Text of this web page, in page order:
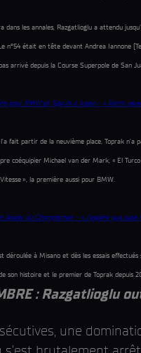
les annales, Razgatlioglu a attendu
n°54 était en tête devant Andrea Iannone
arrivé depuis la Course Superpole de San
pour BMW et Toprak à Assen - « Partir
fait partir de la neuvième place, Toprak
coéquipier Michael van der Mark, « El
», la première aussi pour BMW.
du Championnat - « J’espère que nous
déroulée à Misano et dès les essais
son histoire et le premier de Toprak depuis
: Razgatlioglu
une